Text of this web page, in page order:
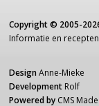
Copyright © 2005-
Informatie en
Design Anne-Mieke
Development Rolf
Powered by CMS